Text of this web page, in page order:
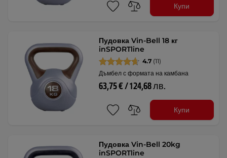
Купи
Пудовка Vin-Bell 18 кг
inSPORTline
4.7 (11)
Дъмбел с формата на камбана
63,75 € / 124,68 лв.
Купи
Пудовка Vin-Bell 20kg
inSPORTline